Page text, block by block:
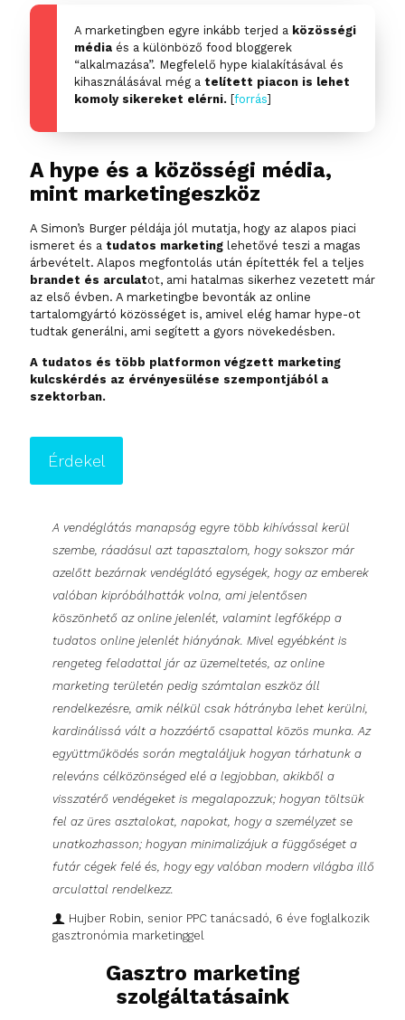
A marketingben egyre inkább terjed a közösségi
média és a különböző food bloggerek
“alkalmazása”. Megfelelő hype kialakításával és
kihasználásával még atelített piacon is lehet
komoly sikereket elérni. [forrás]
A hype és a közösségi média,
mint marketingeszköz
A Simon’s Burger példája jól mutatja, hogy az alapos piaci
ismeret és a tudatos marketing lehetővé teszi a magas
árbevételt. Alapos megfontolás után építették fel a teljes
brandet és arculatot, ami hatalmas sikerhez vezetett már
az első évben. A marketingbe bevonták az online
tartalomgyártó közösséget is, amivel elég hamar hype-ot
tudtak generálni, ami segített a gyors növekedésben.
A tudatos és több platformon végzett marketing
kulcskérdés az érvényesülése szempontjából a
szektorban.
Érdekel
A vendéglátás manapság egyre több kihívással kerül
szembe, ráadásul azt tapasztalom, hogy sokszor már
azelőtt bezárnak vendéglátó egységek, hogy az emberek
valóban kipróbálhatták volna, ami jelentősen
köszönhető az online jelenlét, valamint legfőképp a
tudatos online jelenlét hiányának. Mivel egyébként is
rengeteg feladattal jár az üzemeltetés, az online
marketing területén pedig számtalan eszköz áll
rendelkezésre, amik nélkül csak hátrányba lehet kerülni,
kardinálissá vált a hozzáértő csapattal közös munka. Az
együttműködés során megtaláljuk hogyan tárhatunk a
releváns célközönséged elé a legjobban, akikből a
visszatérő vendégeket is megalapozzuk; hogyan töltsük
fel az üres asztalokat, napokat, hogy a személyzet se
unatkozhasson; hogyan minimalizájuk a függőséget a
futár cégek felé és, hogy egy valóban modern világba illő
arculattal rendelkezz.
Hujber Robin, senior PPC tanácsadó, 6 éve foglalkozik
gasztronómia marketinggel
Gasztro marketing
szolgáltatásaink